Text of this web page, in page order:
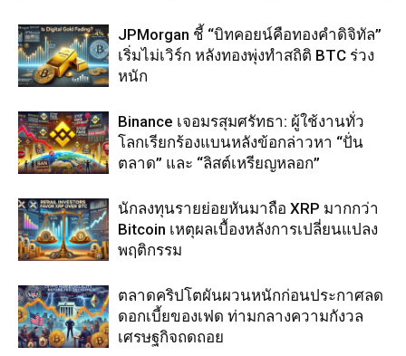
JPMorgan ชี้ “บิทคอยน์คือทองคำดิจิทัล”
เริ่มไม่เวิร์ก หลังทองพุ่งทำสถิติ BTC ร่วง
หนัก
Binance เจอมรสุมศรัทธา: ผู้ใช้งานทั่ว
โลกเรียกร้องแบนหลังข้อกล่าวหา “ปั่น
ตลาด” และ “ลิสต์เหรียญหลอก”
นักลงทุนรายย่อยหันมาถือ XRP มากกว่า
Bitcoin เหตุผลเบื้องหลังการเปลี่ยนแปลง
พฤติกรรม
ตลาดคริปโตผันผวนหนักก่อนประกาศลด
ดอกเบี้ยของเฟด ท่ามกลางความกังวล
เศรษฐกิจถดถอย